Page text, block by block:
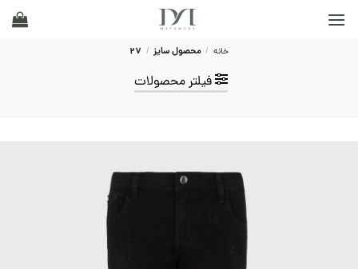
خانه / محصول سایز /
فیلتر محصولات